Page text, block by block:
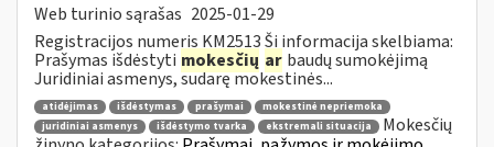
Web turinio sąrašas 2025-01-29
Registracijos numeris KM2513 Ši informacija skelbiama:
Prašymas išdėstyti mokesčių ar baudų sumokėjimą
Juridiniai asmenys, sudarę mokestinės...
atidėjimas išdėstymas prašymai
mokestinė nepriemoka
juridiniai asmenys
išdėstymo tvarka ekstremali situacija
Mokesčių